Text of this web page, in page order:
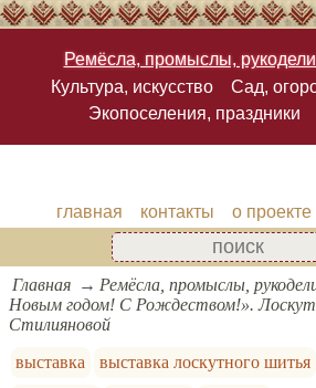
Ремёсла, промыслы,
Культура, искусство
Сад,
Экопоселения, праздники
главная контакты о проекте
Главная Ремёсла, промыслы,
Новым годом! С Рождеством!».
Стилияновой
выставка
выставка лоскутного шитья